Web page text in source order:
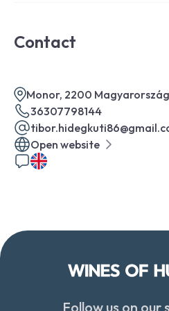
Contact
Monor, 2200 Magyarország
36307798144
Open website
Follow us on